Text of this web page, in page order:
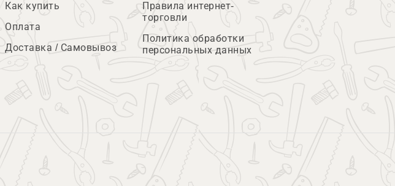
Как купить
Оплата
Доставка / Самовывоз
Правила интернет-
торговли
Политика обработки
персональных данных